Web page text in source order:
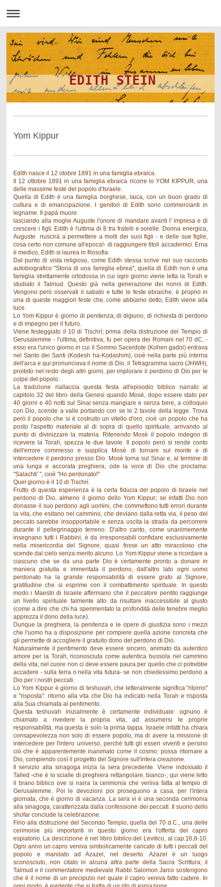
EDITH STEIN
Yom Kippur
Edith nasce il 12 otobre 1891 in una famiglia ebraica.
Il 12 ottobre 1891 in una famiglia ebraica ricorre lo YOM KIPPUR, una
delle massime feste del popolo d'Israele.
Quella di Edith è una famiglia borghese, laica, con un buon grado di
cultura e di emancipazione. I genitori di Edith sono commercianti in
legname. Il papà muore
lasciando alla moglie Auguste l'onore di mandare avanti l' impresa e di
crescere i figli. Edith è l'ultima di 8 tra fratelli e sorelle. Donna energica,
Auguste riuscirà a permettere a molti dei suoi figli - e delle sue figlie,
cosa certo non comune all'epoca!- di raggiungere titoli accademici. Erna
è medico, Edith si laurea in filosofia.
Dal punto di vista religioso, come Edith stessa scrive nel suo racconto
autobiografico "Storia di una famiglia ebrea", quella di Edith non è una
famiglia strettamente ortodossa in cui ogni giorno viene letta la Torah e
studiato il Talmud. Questo già nella generazione dei nonni di Edith.
Vengono però osservati il sabato e tutte le feste ebraiche; è proprio in
una di queste maggiori feste che, come abbiamo detto, Edith viene alla
luce.
Lo Yom Kippur è giorno di penitenza, di digiuno, di richiesta di perdono
e di impegno per il futuro.
Viene festeggiato il 10 di Tischrì; prima della distruzione del Tempio di
Gerusalemme - l'ultima, definitiva, fu per opera dei Romani nel 70 dC, -
esso era l'unico giorno in cui il Sommo Sacerdote (Kohen gadol) entrava
nel Santo dei Santi (Kodesh ha-Kodashim), cioè nella parte più interna
dell'arca e qui pronunciava il nome di Dio, il Tetragramma sacro (JHWH),
proibito nel resto degli altri giorni, per implorare il perdono di Dio per le
colpe del popolo.
La tradizione riallaccia questa festa all'episodio biblico narrato al
capitolo 32 del libro della Genesi quando Mosè, dopo essere stato per
40 giorni e 40 notti sul Sinai senza mangiare e senza bere, a colloquio
con Dio, scende a valle portando con se le 2 tavole della legge. Trova
però il popolo che si è costruito un vitello d'oro, cioè un popolo che ha
posto l'aspetto materiale al di sopra di quello spirituale, arrivando al
punto di divinizzare la materia. Ritenendo Mosè il popolo indegno di
ricevere la Torah, spezza le due tavole. Il popolo però si rende conto
dell'errore commesso e supplica Mosè di tornare sul monte e di
intercedere il perdono presso Dio. Mosè torna sul Sinai e, al termine di
una lunga e accorata preghiera, ode la voce di Dio che proclama:
"Salachti' ", cioè "Ho perdonato!"
Quel giorno è il 10 di Tischrì.
Frutto di questa esperienza è la certa fiducia del popolo di Israele nel
perdono di Dio, almeno il giorno dello Yom Kippur; se infatti Dio non
donasse il suo perdono agli uomini, che commettono tutti errori durante
la vita, che esitano nel cammino, che deviano dalla retta via, il peso del
peccato sarebbe insopportabile e senza uscita la strada da percorrere
durante il pellegrinaggio terreno. D'altro canto, come unanimemente
insegnano tutti i Rabbini, è da irresponsabili confidare esclusivamente
nella misericordia del Signore, quasi fosse un atto miracoloso che
scende dal cielo senza merito alcuno. Lo Yom Kippur viene a ricordare a
ciascuno che se da una parte Dio è certamente pronto a donare in
maniera gratuita e immeritata il perdono, dall'altro lato ogni uomo
perdonato ha la grande responsabilità di essere grato al Signore,
gratitudine che si esprime con il combattimento spirituale. In questo
modo i Maestri di Israele affermano che il peccatore pentito raggiunge
un livello spirituale talmente alto da risultare inaccessibile al giusto
(come a dire che chi ha sperimentato la profondità delle tenebre meglio
apprezza il dono della luce).
Dunque la preghiera, la penitenza e le opere di giustizia sono i mezzi
che l'uomo ha a disposizione per compiere quella azione concreta che
gli permette di accogliere il gratuito dono del perdono di Dio.
Naturalmente il pentimento deve essere sincero, animato da autentico
amore per la Torah, riconosciuta come autentica bussola nel cammino
della vita; nel cuore non ci deve essere paura per quello che ci potrebbe
accadere - sulla terra o nella vita futura- se non chiedessimo perdono a
Dio per i nostri peccati.
Lo Yom Kippur è giorno di teshuvah, che letteralmente significa "ritorno"
e "risposta": ritorno alla vita che Dio ha indicato nella Torah e risposta
alla Sua chiamata al pentimento.
Questa teshuvah inizialmente è certamente individuale: ognuno è
chiamato a rivedere la propria vita, ad assumersi le proprie
responsabilità, ma questa è solo la prima tappa. Israele infatti ha chiara
consapevolezza non solo di essere popolo, ma di avere la missione di
intercedere per l'intero universo, perché tutti gli esseri viventi e persino
ciò che è apparentemente inanimato come il cosmo, possa ritornare a
Dio, compiendo così il progetto del Signore sull'intera creazione.
Il servizio alla sinagoga inizia la sera precedente. Viene indossato il
Talled -che è lo scialle di preghiera rettangolare, bianco-; qui viene letto
il brano biblico ove si narra la cerimonia che veniva fatta al tempio di
Gerusalemme. Poi le devozioni poi proseguono a casa, per l'intera
giornata, che è giorno di vacanza. La sera vi è una seconda cerimonia
alla sinagoga, caratterizzata dalla confessione dei peccati. Il suono dello
shofar conclude la celebrazione.
Fino alla distruzione del Secondo Tempio, quella del 70 d.C., una delle
cerimonie più importanti in questo giorno era l'offerta del capro
espiatorio. La descrizione è nel libro biblico del Levitico, al cap.16,8-10.
Ogni anno un capro veniva simbolicamente caricato di tutti i peccati del
popolo e mandato ad Azazel, nel deserto. Azazel è un luogo
sconosciuto, non citato in alcuna altra parte della Sacra Scrittura; il
Talmud e il commentatore medievale Rabbi Salomon Jarco sostengono
che è il nome di un precipizio nel quale il capro veniva fatto cadere. In